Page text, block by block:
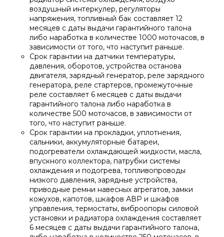
воздушный интеркулер, регуляторы
напряжения, топливный бак составляет 12
месяцев с даты выдачи гарантийного талона
либо наработка в количестве 1000 моточасов, в
зависимости от того, что наступит раньше.
Срок гарантии на датчики температуры,
давления, оборотов, устройства останова
двигателя, зарядный генератор, реле зарядного
генератора, реле стартеров, промежуточные
реле составляет 6 месяцев с даты выдачи
гарантийного талона либо наработка в
количестве 500 моточасов, в зависимости от
того, что наступит раньше.
Срок гарантии на прокладки, уплотнения,
сальники, аккумуляторные батареи,
подогреватели охлаждающей жидкости, масла,
впускного коллектора, патрубки системы
охлаждения и подогрева, топливопроводы
низкого давления, зарядные устройства,
приводные ремни навесных агрегатов, замки
кожухов, капотов, шкафов АВР и шкафов
управления, термостаты, виброопоры силовой
установки и радиатора охлаждения составляет
6 месяцев с даты выдачи гарантийного талона,